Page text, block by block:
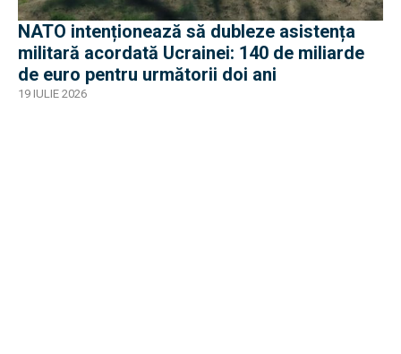
NATO intenționează să dubleze asistența
militară acordată Ucrainei: 140 de miliarde
de euro pentru următorii doi ani
19 IULIE 2026